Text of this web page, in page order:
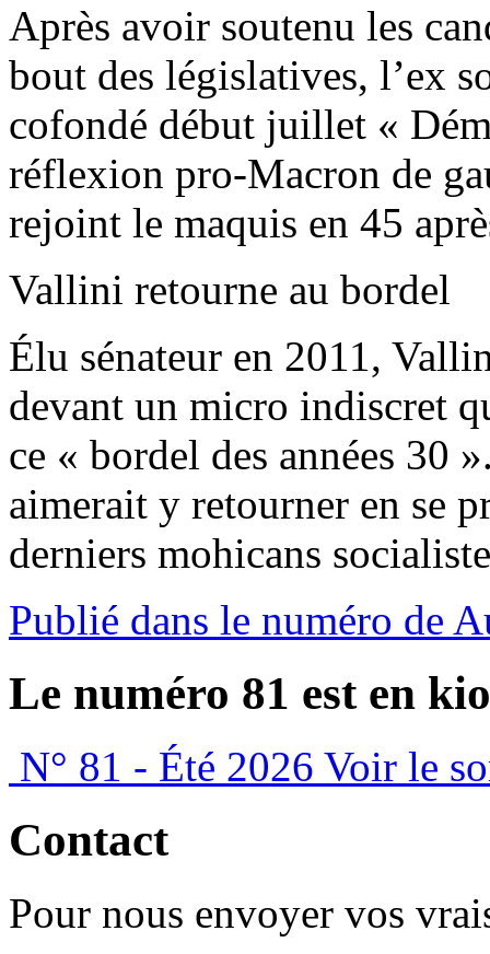
Après avoir soutenu les
bout des législatives, l’ex
cofondé début juillet «
réflexion pro-Macron de
rejoint le maquis en 45
Vallini retourne au bordel
Élu sénateur en 2011,
devant un micro indiscret
ce « bordel des années 30
aimerait y retourner en se
derniers mohicans
Publié dans le numéro de
Le numéro 81 est en
N° 81 - Été 2026 Voir le
Contact
Pour nous envoyer vos